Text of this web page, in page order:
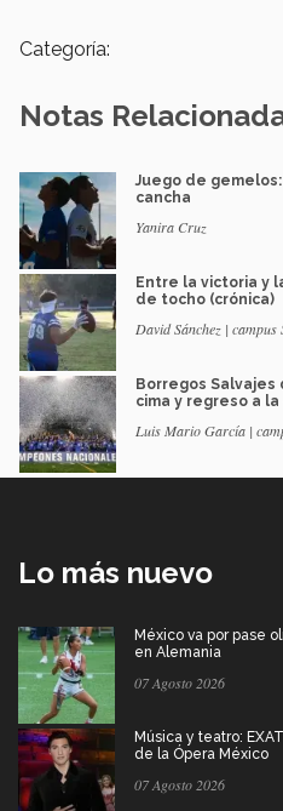
Categoría:
Notas
Juego de
cancha
Yanira Cruz
Entre la victoria y
de tocho (crónica)
David Sánchez | campus
Borregos
cima y regreso a la
Luis Mario García |
Lo más nuevo
México va por pase
en Alemania
07 Agosto 2026
Música y teatro:
de la Ópera México
07 Agosto 2026